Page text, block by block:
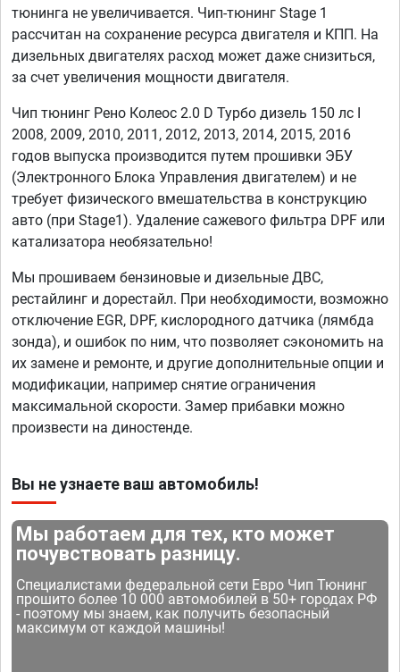
тюнинга не увеличивается. Чип-тюнинг Stage 1
рассчитан на сохранение ресурса двигателя и КПП. На
дизельных двигателях расход может даже снизиться,
за счет увеличения мощности двигателя.
Чип тюнинг Рено Колеос 2.0 D Турбо дизель 150 лс I
2008, 2009, 2010, 2011, 2012, 2013, 2014, 2015, 2016
годов выпуска производится путем прошивки ЭБУ
(Электронного Блока Управления двигателем) и не
требует физического вмешательства в конструкцию
авто (при Stage1). Удаление сажевого фильтра DPF или
катализатора необязательно!
Мы прошиваем бензиновые и дизельные ДВС,
рестайлинг и дорестайл. При необходимости, возможно
отключение EGR, DPF, кислородного датчика (лямбда
зонда), и ошибок по ним, что позволяет сэкономить на
их замене и ремонте, и другие дополнительные опции и
модификации, например снятие ограничения
максимальной скорости. Замер прибавки можно
произвести на диностенде.
Вы не узнаете ваш автомобиль!
Мы работаем для тех, кто может
почувствовать разницу.
Специалистами федеральной сети Евро Чип Тюнинг
прошито более 10 000 автомобилей в 50+ городах РФ
- поэтому мы знаем, как получить безопасный
максимум от каждой машины!